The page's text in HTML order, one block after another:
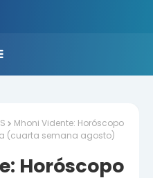
Mhoni Vidente: Horóscopo
(cuarta semana agosto)
Horóscopo